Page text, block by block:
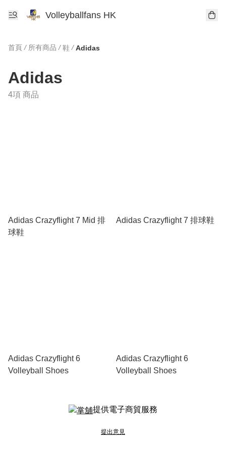
Volleyballfans HK
首頁 / 所有商品 / 鞋 / Adidas
Adidas
4項 商品
Adidas Crazyflight 7 Mid 排
球鞋
Adidas Crazyflight 7 排球鞋
Adidas Crazyflight 6
Volleyball Shoes
Adidas Crazyflight 6
Volleyball Shoes
提供電子商貿服務
提出意見